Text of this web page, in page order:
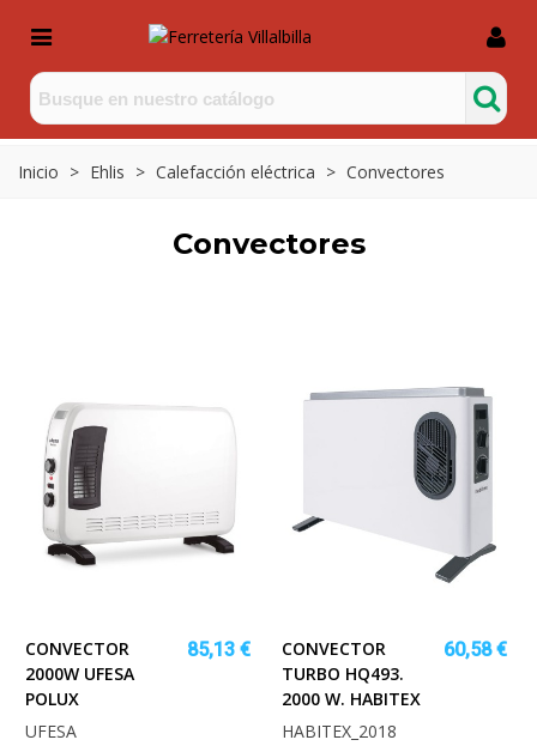
Inicio > Ehlis > Calefacción eléctrica > Convectores
Convectores
CONVECTOR
2000W UFESA
POLUX
85,13 €
UFESA
CONVECTOR
TURBO HQ493.
2000 W. HABITEX
60,58 €
HABITEX_2018